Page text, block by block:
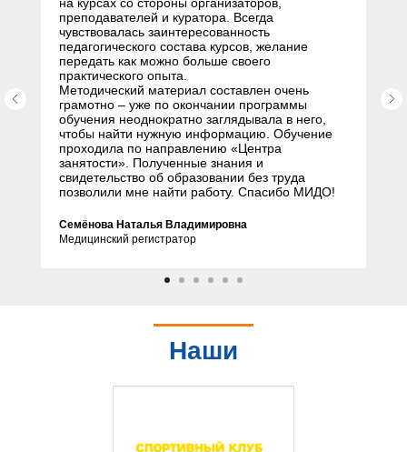
преподавателей и куратора. Всегда
чувствовалась заинтересованность
педагогического состава курсов, желание
передать как можно больше своего
практического опыта.
Методический материал составлен очень
грамотно – уже по окончании программы
обучения неоднократно заглядывала в него,
чтобы найти нужную информацию. Обучение
проходила по направлению «Центра
занятости». Полученные знания и
свидетельство об образовании без труда
позволили мне найти работу. Спасибо МИДО!
Семёнова Наталья Владимировна
Медицинский регистратор
Наши